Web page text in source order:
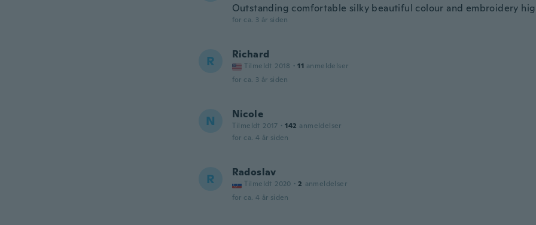
Outstanding comfortable silky beautiful colour and embroidery
for ca. 3 år siden
R Richard
Tilmeldt 2018 · 11 anmeldelser
for ca. 3 år siden
N Nicole
Tilmeldt 2017 · 142 anmeldelser
for ca. 4 år siden
R Radoslav
Tilmeldt 2020 · 2 anmeldelser
for ca. 4 år siden